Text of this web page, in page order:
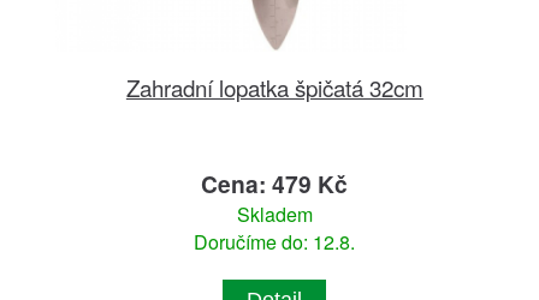
Zahradní lopatka špičatá 32cm
Cena: 479 Kč
Skladem
Doručíme do: 12.8.